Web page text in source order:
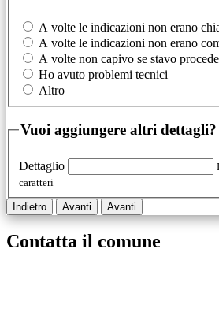
A volte le indicazioni non erano
A volte le indicazioni non erano
A volte non capivo se stavo
Ho avuto problemi tecnici
Altro
Vuoi aggiungere altri dettagli?
Dettaglio
caratteri
Indietro Avanti Avanti
Contatta il comune